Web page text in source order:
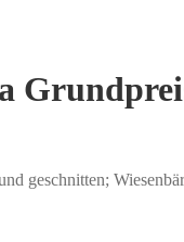
geschnitten;